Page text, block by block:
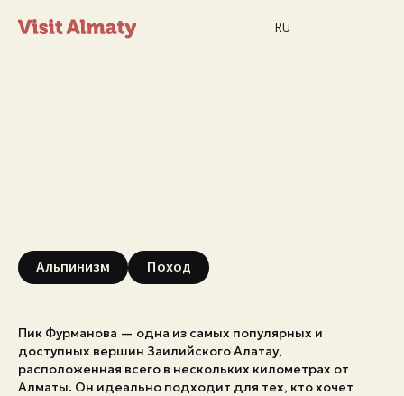
RU
Альпинизм Поход
Пик Фурманова — одна из самых популярных и
доступных вершин Заилийского Алатау,
расположенная всего в нескольких километрах от
Алматы. Он идеально подходит для тех, кто хочет
Дата и время
Мероприятия